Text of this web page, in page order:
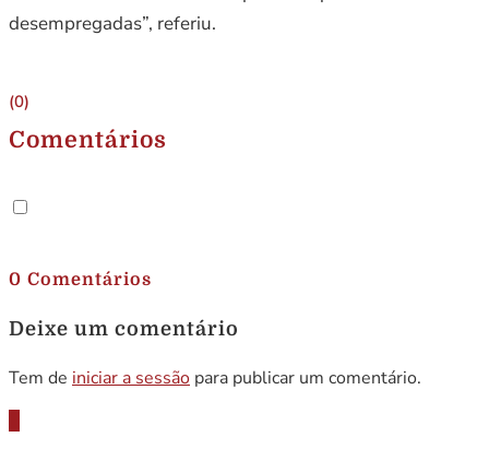
desempregadas”, referiu.
(0)
Comentários
0 Comentários
Deixe um comentário
Tem de iniciar a sessão para publicar um comentário.